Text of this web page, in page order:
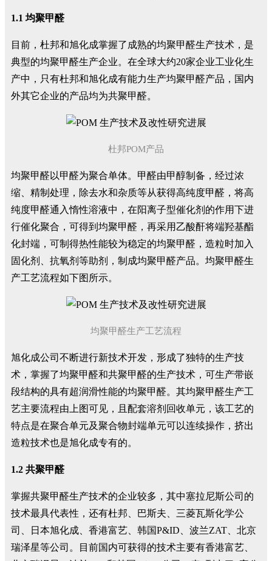
1.1 均聚甲醛
目前，杜邦和旭化成掌握了成熟的均聚甲醛生产技术，是
典型的均聚甲醛生产企业。在全球大约20家企业工业化生
产中，只有杜邦和旭化成有能力生产均聚甲醛产品，国内
外其它企业的产品均为共聚甲醛。
杜邦POM产品
均聚甲醛以甲醛为聚合单体。甲醛由甲醇制备，经过浓
缩、精制处理，除去水和杂质等从获得高纯度甲醛，将高
纯度甲醛通入惰性溶液中，在阳离子型催化剂的作用下进
行催化聚合，可得到均聚甲醛，再采用乙酸酐将端羟基酯
化封端，可制得热性能较为稳定的均聚甲醛，造粒时加入
固化剂、抗氧剂等助剂，制成均聚甲醛产品。均聚甲醛生
产工艺流程如下图所示。
均聚甲醛生产工艺流程
旭化成公司不断进行新技术开发，形成了独特的生产技
术，掌握了均聚甲醛和共聚甲醛的生产技术，可生产带嵌
段结构的具有超润滑性能的均聚甲醛。其均聚甲醛生产工
艺主要流程由上图可见，且配套溶剂回收单元，该工艺的
特点是在聚合单元及聚合物封端单元可以连续操作，挤出
造粒技术也是旭化成专有的。
1.2 共聚甲醛
掌握共聚甲醛生产技术的企业较多，其中塞拉尼斯公司的
技术最具代表性，还有杜邦、巴斯夫、三菱瓦斯化学公
司、日本旭化成、香港富艺、韩国P&ID、波兰ZAT、北京
瑞泽星等公司。目前国内可获得的技术主要有香港富艺、